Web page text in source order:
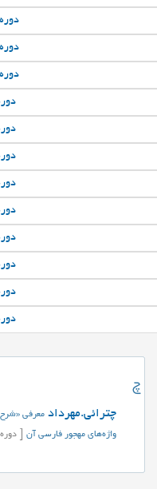
دوره
دوره
دوره
دوره
دوره
دوره
دوره
دوره
دوره
دوره
دوره
دوره
چ
چترائی.مهردادمعرفی «شرح
واژه‌های مهجور فارسی آن [ دوره